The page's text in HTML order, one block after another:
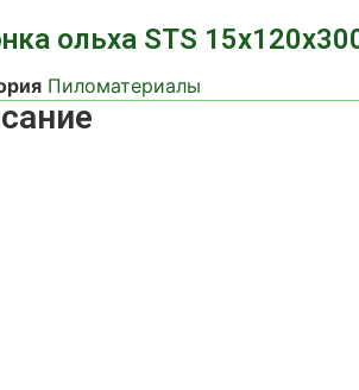
ольха STS
Пиломатериалы